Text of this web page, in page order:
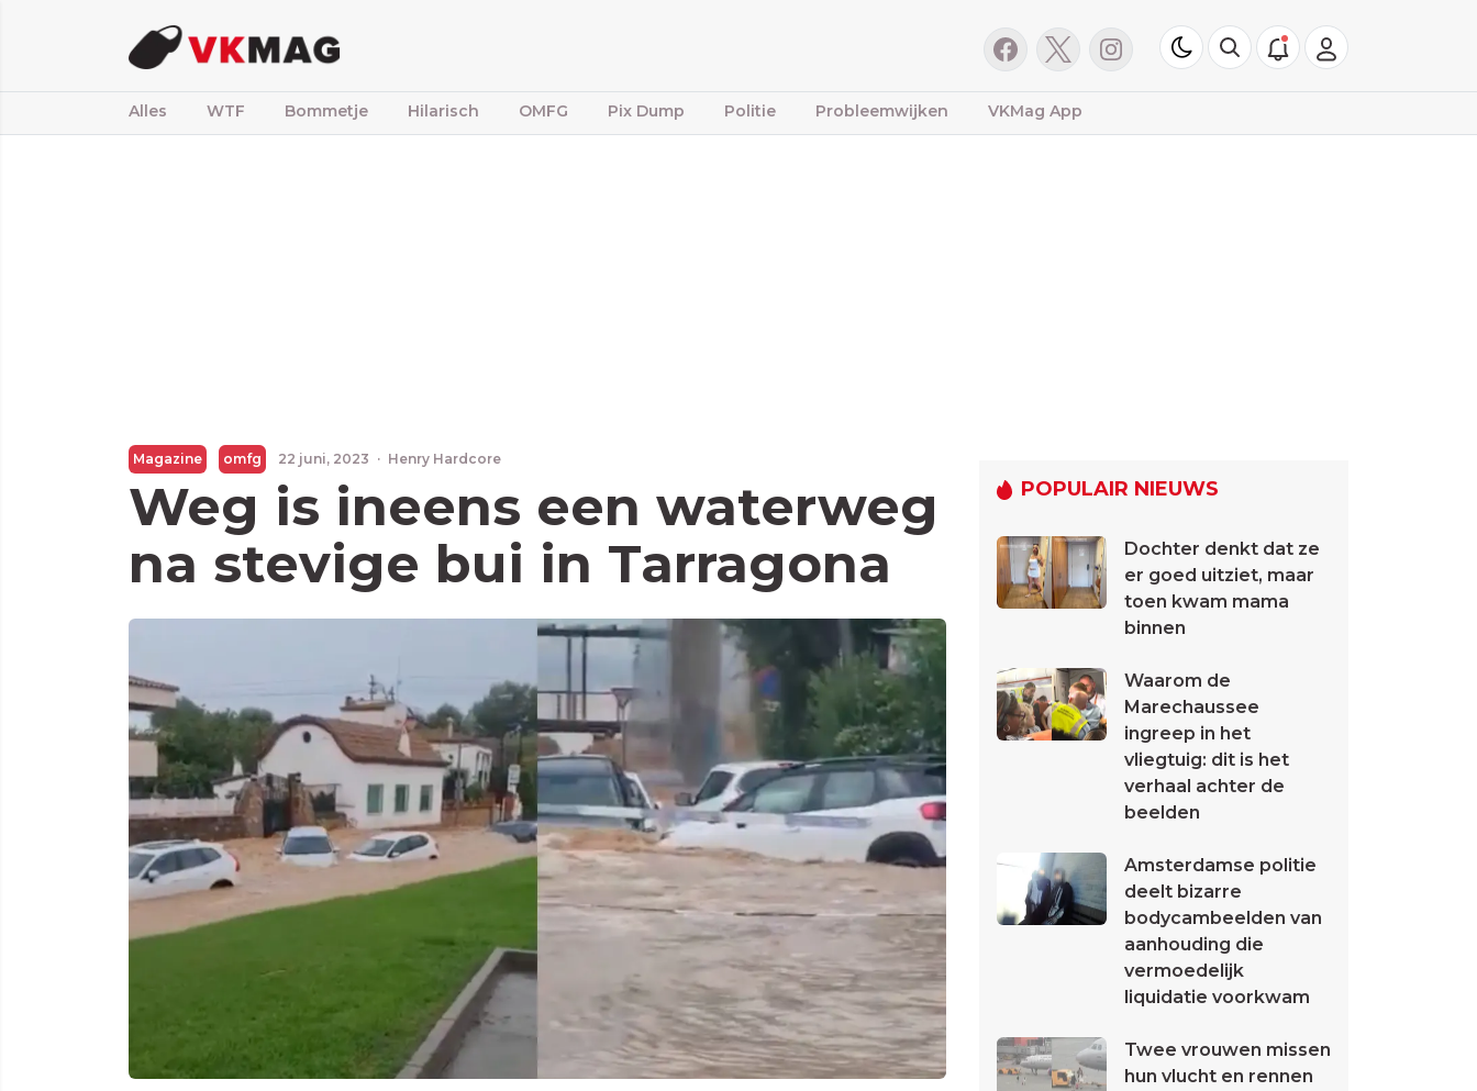
Alles WTF Bommetje Hilarisch OMFG Pix Dump Politie Probleemwijken VKMag App
Magazine omfg 22 juni, 2023 · Henry Hardcore
Weg is ineens een waterweg
na stevige bui in Tarragona
POPULAIR NIEUWS
Dochter denkt dat ze
er goed uitziet, maar
toen kwam mama
binnen
Waarom de
Marechaussee
ingreep in het
vliegtuig: dit is het
verhaal achter de
beelden
Amsterdamse politie
deelt bizarre
bodycambeelden van
aanhouding die
vermoedelijk
liquidatie voorkwam
Twee vrouwen missen
hun vlucht en rennen